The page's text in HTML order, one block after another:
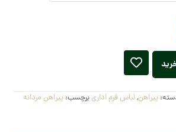
پیراهن,لباس فرم اداریبرچسب:پیراهن مردانه